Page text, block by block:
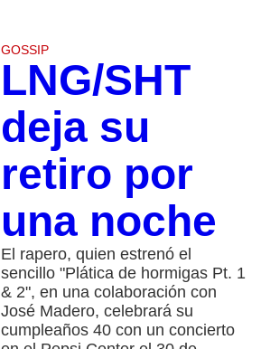
GOSSIP
LNG/SHT
deja su
retiro por
una noche
El rapero, quien estrenó el
sencillo "Plática de hormigas Pt. 1
& 2", en una colaboración con
José Madero, celebrará su
cumpleaños 40 con un concierto